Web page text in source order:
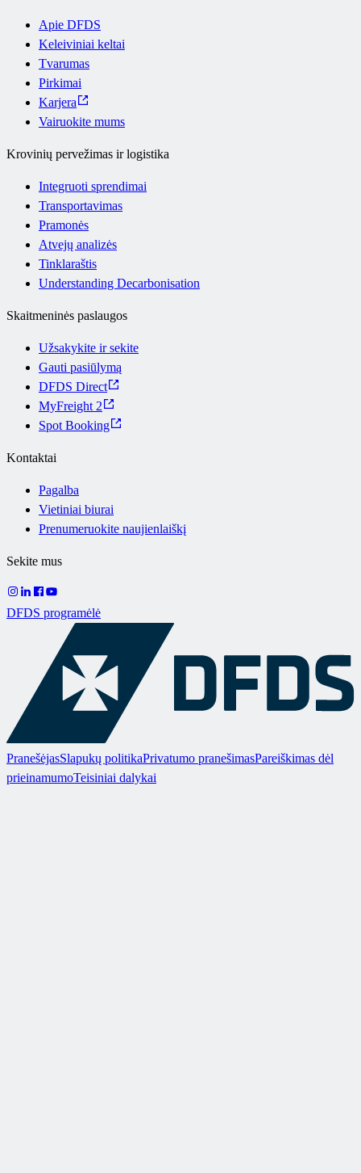
Apie DFDS
Keleiviniai keltai
Tvarumas
Pirkimai
Karjera
Vairuokite mums
Krovinių pervežimas ir logistika
Integruoti sprendimai
Transportavimas
Pramonės
Atvejų analizės
Tinklaraštis
Understanding Decarbonisation
Skaitmeninės paslaugos
Užsakykite ir sekite
Gauti pasiūlymą
DFDS Direct
MyFreight 2
Spot Booking
Kontaktai
Pagalba
Vietiniai biurai
Prenumeruokite naujienlaiškį
Sekite mus
DFDS programėlė
PranešėjasSlapukų politikaPrivatumo pranešimasPareiškimas dėl
prieinamumoTeisiniai dalykai